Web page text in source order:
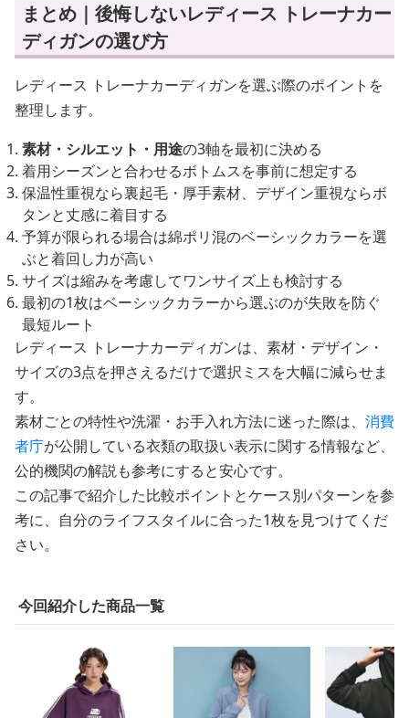
まとめ｜後悔しないレディース トレーナカー
ディガンの選び方
レディース トレーナカーディガンを選ぶ際のポイントを
整理します。
素材・シルエット・用途の3軸を最初に決める
着用シーズンと合わせるボトムスを事前に想定する
保温性重視なら裏起毛・厚手素材、デザイン重視ならボ
タンと丈感に着目する
予算が限られる場合は綿ポリ混のベーシックカラーを選
ぶと着回し力が高い
サイズは縮みを考慮してワンサイズ上も検討する
最初の1枚はベーシックカラーから選ぶのが失敗を防ぐ
最短ルート
レディース トレーナカーディガンは、素材・デザイン・
サイズの3点を押さえるだけで選択ミスを大幅に減らせま
す。
素材ごとの特性や洗濯・お手入れ方法に迷った際は、 消費
者庁が公開している衣類の取扱い表示に関する情報など、
公的機関の解説も参考にすると安心です。
この記事で紹介した比較ポイントとケース別パターンを参
考に、自分のライフスタイルに合った1枚を見つけてくだ
さい。
今回紹介した商品一覧